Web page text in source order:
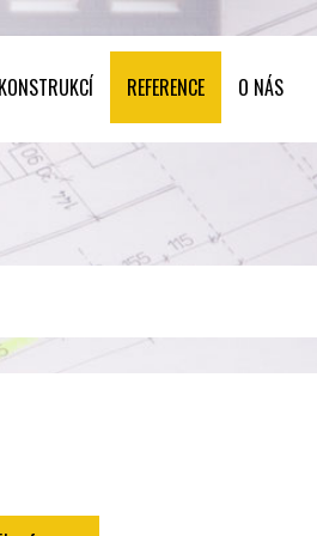
REFERENCE O NÁS